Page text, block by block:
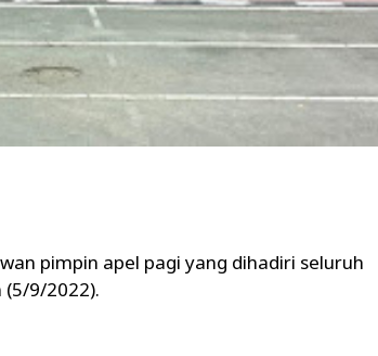
pimpin apel pagi yang dihadiri seluruh
(5/9/2022).